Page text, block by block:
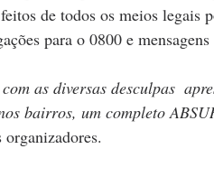
de todos os meios legais
para o 0800 e
as diversas desculpas
bairros, um completo